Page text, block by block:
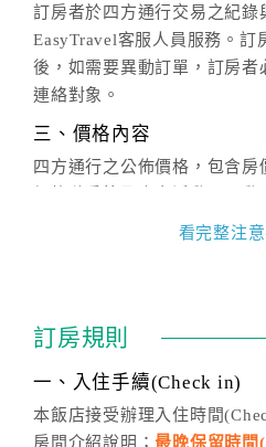
訂房者於四方通行交易之紀錄
EasyTravel客服人員服務。訂
後，如需要異動訂單，訂房者
連絡對象。
三、價格內容
四方通行之公佈價格，包含
價」之當日價格為標準。
話方式異動訂單。
※非客服時間之申辦異動，皆
五、客服時間
看完整注
訂房規則
一、入住手續(Check in)
本飯店接受辦理入住時間
房間介紹說明；最晚保留時間